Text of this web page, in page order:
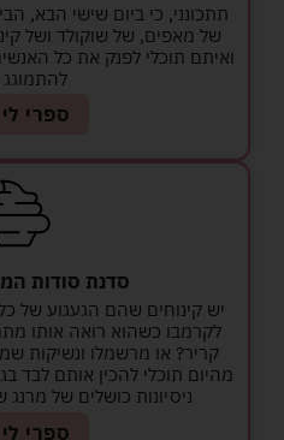
תתכונני, כי ביום שישי הבא,
של מאפים, של שוקולד ושל
ואיתם תוכלי לפנק את כל
ספרי
סדנת סודות
יש קינוחים שהם הגעגוע של
לקרמבו כשהוא רואה אותו
קריר? או מרשמלו ונשיקות
מהיום תוכלי להכין אותם לבד
ניסיונות כושלים של
ספרי